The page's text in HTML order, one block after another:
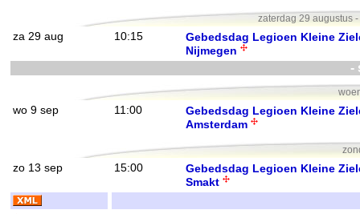
zaterdag 29 augustus
za 29 aug 10:15
Gebedsdag Legioen Kleine
Nijmegen
-
wo 9 sep 11:00
Gebedsdag Legioen Kleine
Amsterdam
zo 13 sep 15:00
Gebedsdag Legioen Kleine
Smakt